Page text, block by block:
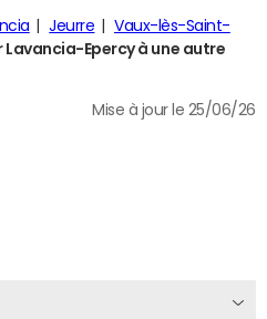
Jeurre
Vaux-lès-Saint-
Lavancia-Epercy à une autre
Mise à jour le 25/06/26